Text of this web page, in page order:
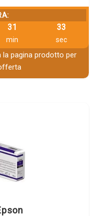
31
min
32
sec
pagina prodotto per